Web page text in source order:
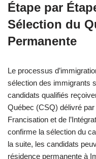
Étape par
Sélection du
Permanente
Le processus
sélection des immigrants
candidats qualifiés
Québec (CSQ) délivré par
Francisation et de
confirme la sélection du
la suite, les candidats
résidence permanente à